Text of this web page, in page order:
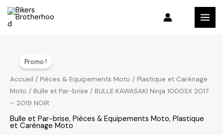
Aller
Promo !
Accueil / Pièces & Equipements Moto / Plastique et Carénage
Moto / Bulle et Par-brise / BULLE KAWASAKI Ninja 1000SX 2017
– 2019 NOIR
Bulle et Par-brise, Pièces & Equipements Moto, Plastique
et Carénage Moto
prix
initial
était :
prix
actuel
est :
BULLE
KAWASAKI
Ninja
1000SX